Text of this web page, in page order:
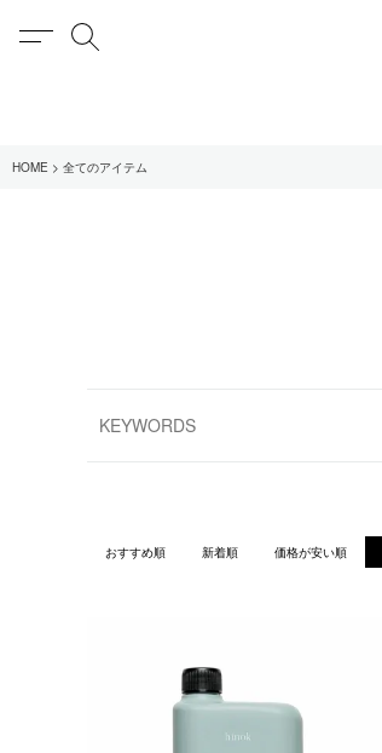
MENU
HOME 全てのアイテム
おすすめ順 新着順 価格が安い順